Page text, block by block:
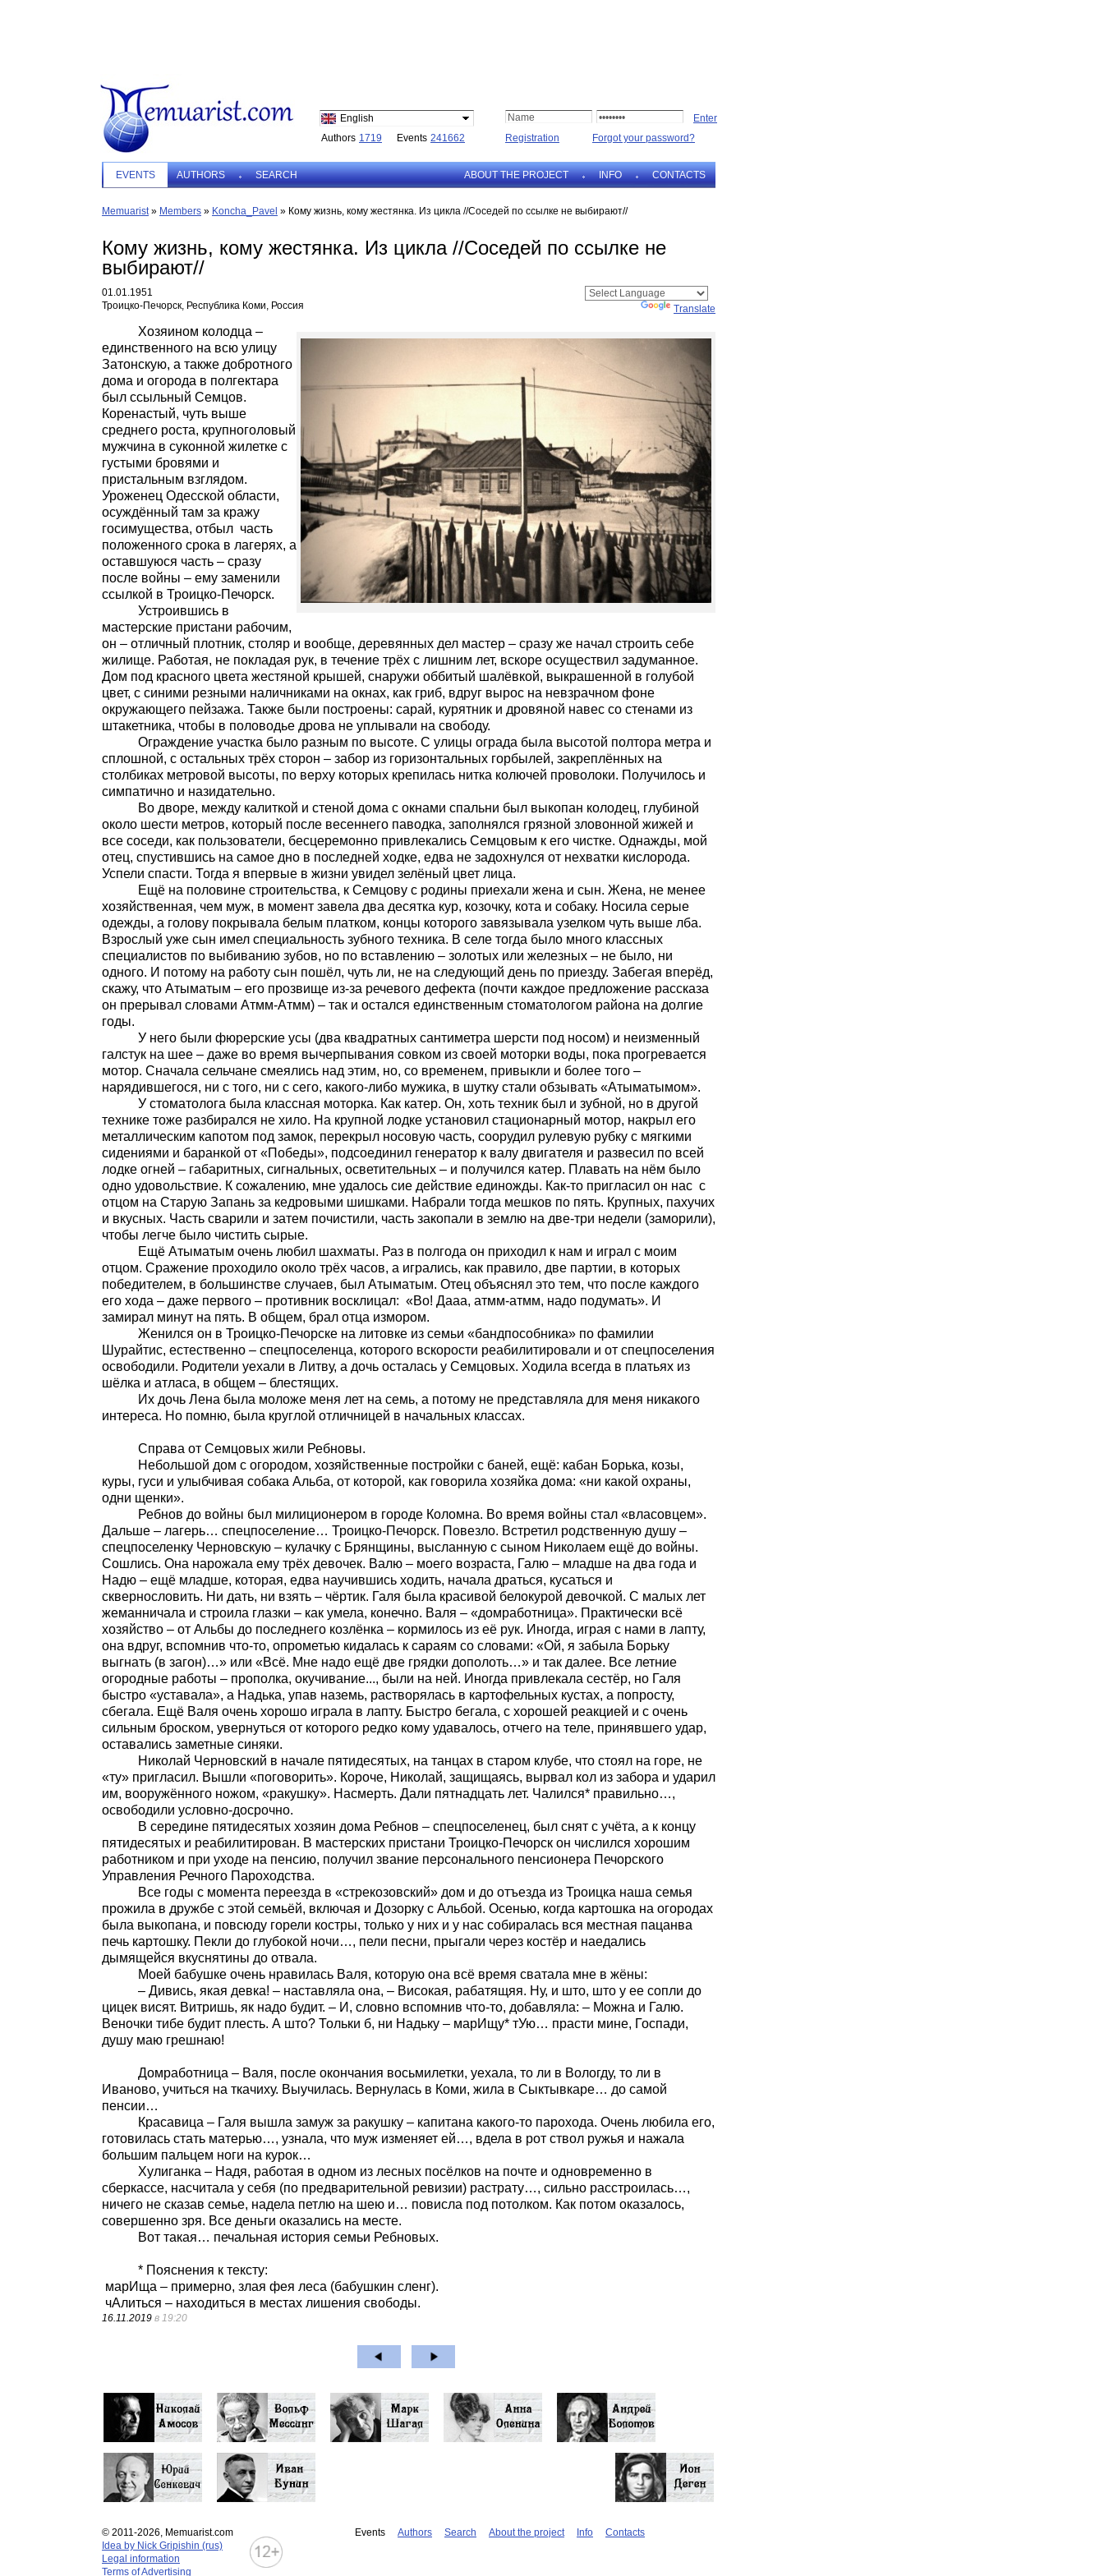
English
Authors 1719 Events 241662 Registration Forgot your password?
EVENTS AUTHORS SEARCH ABOUT THE PROJECT INFO CONTACTS
Memuarist» Members » Koncha_Pavel » Кому жизнь, кому жестянка. Из цикла //Соседей по ссылке не выбирают//
Кому жизнь, кому жестянка. Из цикла //Соседей по ссылке не
выбирают//
01.01.1951
Троицко-Печорск, Республика Коми, Россия
Translate
Хозяином колодца –
единственного на всю улицу
Затонскую, а также добротного
дома и огорода в полгектара
был ссыльный Семцов.
Коренастый, чуть выше
среднего роста, крупноголовый
мужчина в суконной жилетке с
густыми бровями и
пристальным взглядом.
Уроженец Одесской области,
осуждённый там за кражу
госимущества, отбыл часть
положенного срока в лагерях, а
оставшуюся часть – сразу
после войны – ему заменили
ссылкой в Троицко-Печорск.
Устроившись в
мастерские пристани рабочим,
он – отличный плотник, столяр и вообще, деревянных дел мастер – сразу же начал строить себе
жилище. Работая, не покладая рук, в течение трёх с лишним лет, вскоре осуществил задуманное.
Дом под красного цвета жестяной крышей, снаружи оббитый шалёвкой, выкрашенной в голубой
цвет, с синими резными наличниками на окнах, как гриб, вдруг вырос на невзрачном фоне
окружающего пейзажа. Также были построены: сарай, курятник и дровяной навес со стенами из
штакетника, чтобы в половодье дрова не уплывали на свободу.
Ограждение участка было разным по высоте. С улицы ограда была высотой полтора метра и
сплошной, с остальных трёх сторон – забор из горизонтальных горбылей, закреплённых на
столбиках метровой высоты, по верху которых крепилась нитка колючей проволоки. Получилось и
симпатично и назидательно.
Во дворе, между калиткой и стеной дома с окнами спальни был выкопан колодец, глубиной
около шести метров, который после весеннего паводка, заполнялся грязной зловонной жижей и
все соседи, как пользователи, бесцеремонно привлекались Семцовым к его чистке. Однажды, мой
отец, спустившись на самое дно в последней ходке, едва не задохнулся от нехватки кислорода.
Успели спасти. Тогда я впервые в жизни увидел зелёный цвет лица.
Ещё на половине строительства, к Семцову с родины приехали жена и сын. Жена, не менее
хозяйственная, чем муж, в момент завела два десятка кур, козочку, кота и собаку. Носила серые
одежды, а голову покрывала белым платком, концы которого завязывала узелком чуть выше лба.
Взрослый уже сын имел специальность зубного техника. В селе тогда было много классных
специалистов по выбиванию зубов, но по вставлению – золотых или железных – не было, ни
одного. И потому на работу сын пошёл, чуть ли, не на следующий день по приезду. Забегая вперёд,
скажу, что Атыматым – его прозвище из-за речевого дефекта (почти каждое предложение рассказа
он прерывал словами Атмм-Атмм) – так и остался единственным стоматологом района на долгие
годы.
У него были фюрерские усы (два квадратных сантиметра шерсти под носом) и неизменный
галстук на шее – даже во время вычерпывания совком из своей моторки воды, пока прогревается
мотор. Сначала сельчане смеялись над этим, но, со временем, привыкли и более того –
нарядившегося, ни с того, ни с сего, какого-либо мужика, в шутку стали обзывать «Атыматымом».
У стоматолога была классная моторка. Как катер. Он, хоть техник был и зубной, но в другой
технике тоже разбирался не хило. На крупной лодке установил стационарный мотор, накрыл его
металлическим капотом под замок, перекрыл носовую часть, соорудил рулевую рубку с мягкими
сидениями и баранкой от «Победы», подсоединил генератор к валу двигателя и развесил по всей
лодке огней – габаритных, сигнальных, осветительных – и получился катер. Плавать на нём было
одно удовольствие. К сожалению, мне удалось сие действие единожды. Как-то пригласил он нас с
отцом на Старую Запань за кедровыми шишками. Набрали тогда мешков по пять. Крупных, пахучих
и вкусных. Часть сварили и затем почистили, часть закопали в землю на две-три недели (заморили),
чтобы легче было чистить сырые.
Ещё Атыматым очень любил шахматы. Раз в полгода он приходил к нам и играл с моим
отцом. Сражение проходило около трёх часов, а игрались, как правило, две партии, в которых
победителем, в большинстве случаев, был Атыматым. Отец объяснял это тем, что после каждого
его хода – даже первого – противник восклицал: «Во! Дааа, атмм-атмм, надо подумать». И
замирал минут на пять. В общем, брал отца измором.
Женился он в Троицко-Печорске на литовке из семьи «бандпособника» по фамилии
Шурайтис, естественно – спецпоселенца, которого вскорости реабилитировали и от спецпоселения
освободили. Родители уехали в Литву, а дочь осталась у Семцовых. Ходила всегда в платьях из
шёлка и атласа, в общем – блестящих.
Их дочь Лена была моложе меня лет на семь, а потому не представляла для меня никакого
интереса. Но помню, была круглой отличницей в начальных классах.
Справа от Семцовых жили Ребновы.
Небольшой дом с огородом, хозяйственные постройки с баней, ещё: кабан Борька, козы,
куры, гуси и улыбчивая собака Альба, от которой, как говорила хозяйка дома: «ни какой охраны,
одни щенки».
Ребнов до войны был милиционером в городе Коломна. Во время войны стал «власовцем».
Дальше – лагерь… спецпоселение… Троицко-Печорск. Повезло. Встретил родственную душу –
спецпоселенку Черновскую – кулачку с Брянщины, высланную с сыном Николаем ещё до войны.
Сошлись. Она нарожала ему трёх девочек. Валю – моего возраста, Галю – младше на два года и
Надю – ещё младше, которая, едва научившись ходить, начала драться, кусаться и
сквернословить. Ни дать, ни взять – чёртик. Галя была красивой белокурой девочкой. С малых лет
жеманничала и строила глазки – как умела, конечно. Валя – «домработница». Практически всё
хозяйство – от Альбы до последнего козлёнка – кормилось из её рук. Иногда, играя с нами в лапту,
она вдруг, вспомнив что-то, опрометью кидалась к сараям со словами: «Ой, я забыла Борьку
выгнать (в загон)…» или «Всё. Мне надо ещё две грядки дополоть…» и так далее. Все летние
огородные работы – прополка, окучивание..., были на ней. Иногда привлекала сестёр, но Галя
быстро «уставала», а Надька, упав наземь, растворялась в картофельных кустах, а попросту,
сбегала. Ещё Валя очень хорошо играла в лапту. Быстро бегала, с хорошей реакцией и с очень
сильным броском, увернуться от которого редко кому удавалось, отчего на теле, принявшего удар,
оставались заметные синяки.
Николай Черновский в начале пятидесятых, на танцах в старом клубе, что стоял на горе, не
«ту» пригласил. Вышли «поговорить». Короче, Николай, защищаясь, вырвал кол из забора и ударил
им, вооружённого ножом, «ракушку». Насмерть. Дали пятнадцать лет. Чалился* правильно…,
освободили условно-досрочно.
В середине пятидесятых хозяин дома Ребнов – спецпоселенец, был снят с учёта, а к концу
пятидесятых и реабилитирован. В мастерских пристани Троицко-Печорск он числился хорошим
работником и при уходе на пенсию, получил звание персонального пенсионера Печорского
Управления Речного Пароходства.
Все годы с момента переезда в «стрекозовский» дом и до отъезда из Троицка наша семья
прожила в дружбе с этой семьёй, включая и Дозорку с Альбой. Осенью, когда картошка на огородах
была выкопана, и повсюду горели костры, только у них и у нас собиралась вся местная пацанва
печь картошку. Пекли до глубокой ночи…, пели песни, прыгали через костёр и наедались
дымящейся вкуснятины до отвала.
Моей бабушке очень нравилась Валя, которую она всё время сватала мне в жёны:
– Дивись, якая девка! – наставляла она, – Високая, рабатящяя. Ну, и што, што у ее сопли до
цицек висят. Витришь, як надо будит. – И, словно вспомнив что-то, добавляла: – Можна и Галю.
Веночки тибе будит плесть. А што? Тольки б, ни Надьку – марИщу* тУю… прасти мине, Госпади,
душу маю грешнаю!
Домработница – Валя, после окончания восьмилетки, уехала, то ли в Вологду, то ли в
Иваново, учиться на ткачиху. Выучилась. Вернулась в Коми, жила в Сыктывкаре… до самой
пенсии…
Красавица – Галя вышла замуж за ракушку – капитана какого-то парохода. Очень любила его,
готовилась стать матерью…, узнала, что муж изменяет ей…, вдела в рот ствол ружья и нажала
большим пальцем ноги на курок…
Хулиганка – Надя, работая в одном из лесных посёлков на почте и одновременно в
сберкассе, насчитала у себя (по предварительной ревизии) растрату…, сильно расстроилась…,
ничего не сказав семье, надела петлю на шею и… повисла под потолком. Как потом оказалось,
совершенно зря. Все деньги оказались на месте.
Вот такая… печальная история семьи Ребновых.
* Пояснения к тексту:
марИща – примерно, злая фея леса (бабушкин сленг).
чАлиться – находиться в местах лишения свободы.
16.11.2019 в 19:20
© 2011-2026, Memuarist.com
Idea by Nick Gripishin (rus)
Legal information
Terms of Advertising
Events Authors Search About the project Info Contacts